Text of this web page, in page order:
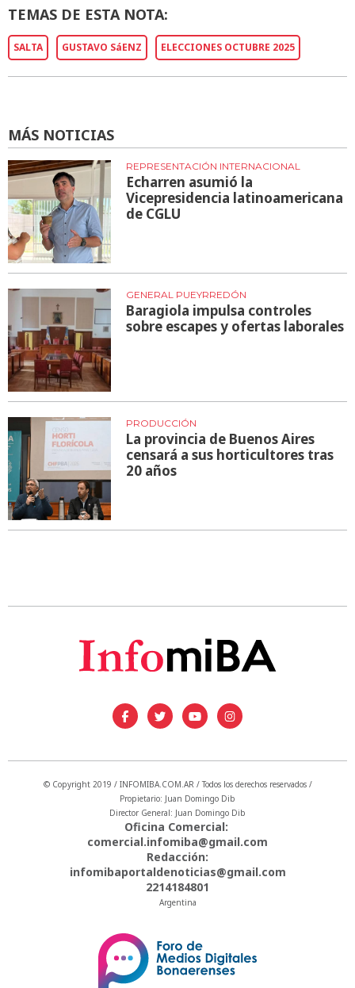
TEMAS DE ESTA NOTA:
SALTA GUSTAVO SáENZ ELECCIONES OCTUBRE 2025
MÁS NOTICIAS
REPRESENTACIÓN INTERNACIONAL
Echarren asumió la
Vicepresidencia latinoamericana
de CGLU
GENERAL PUEYRREDÓN
Baragiola impulsa controles
sobre escapes y ofertas laborales
PRODUCCIÓN
La provincia de Buenos Aires
censará a sus horticultores tras
20 años
© Copyright 2019 / INFOMIBA.COM.AR / Todos los derechos reservados /
Propietario: Juan Domingo Dib
Director General: Juan Domingo Dib
Oficina Comercial:
comercial.infomiba@gmail.com
Redacción:
infomibaportaldenoticias@gmail.com
2214184801
Argentina